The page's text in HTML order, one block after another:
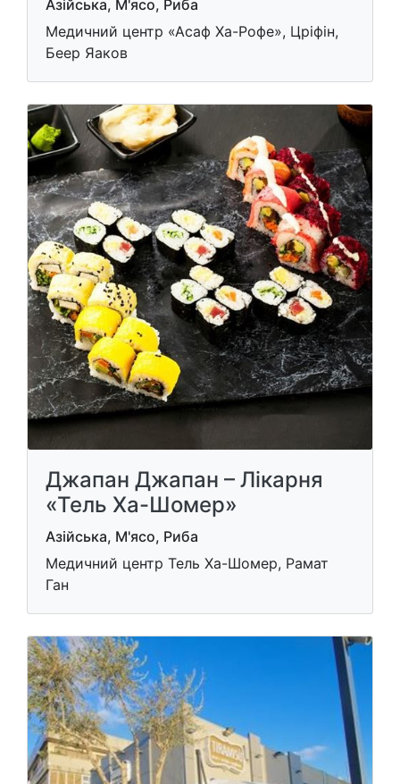
Азійська, М'ясо, Риба
Медичний центр «Асаф Ха-Рофе», Црiфiн,
Беер Яаков
Джапан Джапан – Лікарня
«Тель Ха-Шомер»
Азійська, М'ясо, Риба
Медичний центр Тель Ха-Шомер, Рамат
Ган